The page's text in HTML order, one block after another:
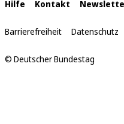
Interne
Links
Hilfe Kontakt
Barrierefreiheit Datenschutz
© Deutscher Bundestag